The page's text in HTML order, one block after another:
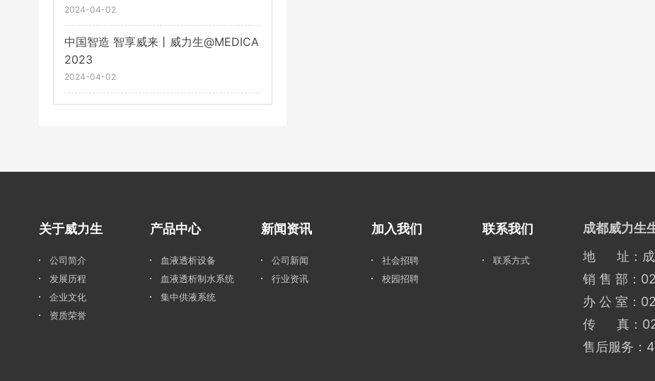
2024-04-02
中国智造 智享威来丨威力生@MEDICA
2023
2024-04-02
关于威力生
公司简介
发展历程
企业文化
资质荣誉
产品中心
血液透析设备
血液透析制水系统
集中供液系统
新闻资讯
公司新闻
行业资讯
加入我们
社会招聘
校园招聘
联系我们
联系方式
成都威力生
地 址：成
销 售 部：
办 公 室：
传 真：
售后服务：